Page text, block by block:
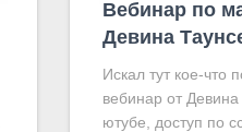
Вебинар по
Девина
Искал тут кое-что
вебинар от
ютубе, доступ по